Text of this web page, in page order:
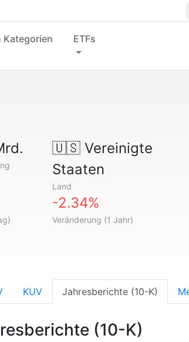
Kategorien ETFs
🇺🇸Vereinigte
Staaten
Land
-2.34%
Veränderung (1 Jahr)
KUV Jahresberichte (10-K)
(10-K)